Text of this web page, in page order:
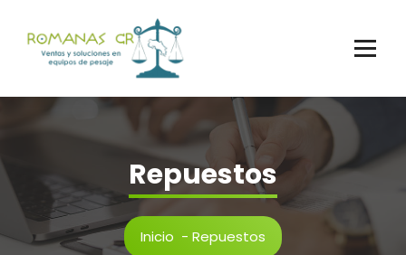
contenido
Repuestos
Inicio - Repuestos